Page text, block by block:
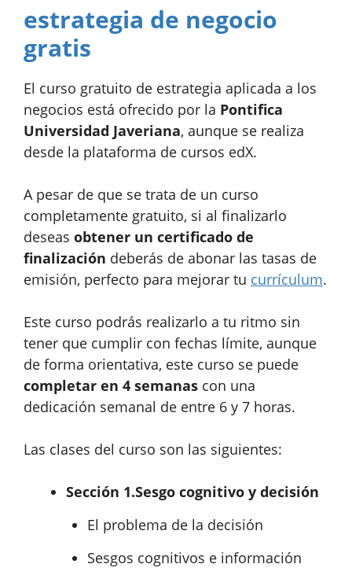
estrategia de negocio
gratis
El curso gratuito de estrategia aplicada a los
negocios está ofrecido por la Pontifica
Universidad Javeriana, aunque se realiza
desde la plataforma de cursos edX.
A pesar de que se trata de un curso
completamente gratuito, si al finalizarlo
deseas obtener un certificado de
finalización deberás de abonar las tasas de
emisión, perfecto para mejorar tu currículum.
Este curso podrás realizarlo a tu ritmo sin
tener que cumplir con fechas límite, aunque
de forma orientativa, este curso se puede
completar en 4 semanas con una
dedicación semanal de entre 6 y 7 horas.
Las clases del curso son las siguientes:
Sección 1.Sesgo cognitivo y decisión
El problema de la decisión
Sesgos cognitivos e información